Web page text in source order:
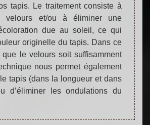
tapis. Le traitement consiste à
velours et/ou à éliminer une
due au soleil, ce qui
originelle du tapis. Dans ce
le velours soit suffisamment
nous permet également
tapis (dans la longueur et dans
d’éliminer les ondulations du